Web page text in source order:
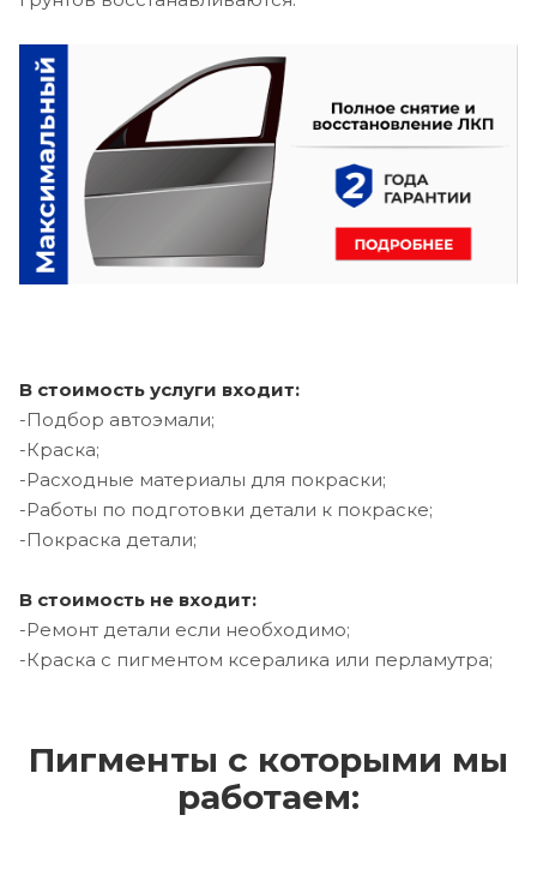
В стоимость услуги входит:
-Подбор автоэмали;
-Краска;
-Расходные материалы для покраски;
-Работы по подготовки детали к покраске;
-Покраска детали;
В стоимость не входит:
-Ремонт детали если необходимо;
-Краска с пигментом ксералика или перламутра;
Пигменты с которыми мы
работаем: